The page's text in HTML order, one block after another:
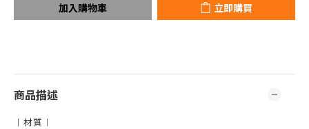
加入購物車 立即購買
商品描述
︱材質︱